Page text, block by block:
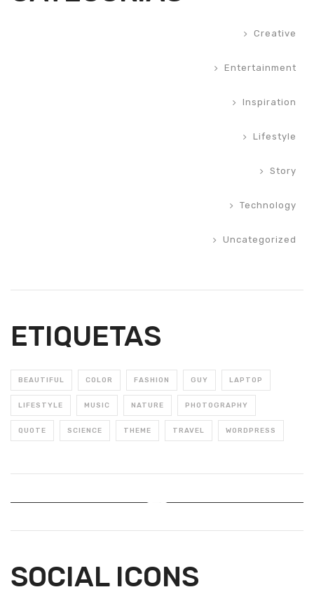
Creative
Entertainment
Inspiration
Lifestyle
Story
Technology
Uncategorized
ETIQUETAS
BEAUTIFUL COLOR FASHION GUY LAPTOP
LIFESTYLE MUSIC NATURE PHOTOGRAPHY
QUOTE SCIENCE THEME TRAVEL WORDPRESS
SOCIAL ICONS